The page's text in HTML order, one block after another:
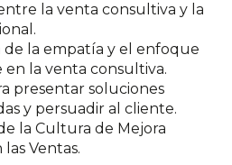
la venta consultiva y la
de la empatía y el enfoque
en la venta consultiva.
presentar soluciones
y persuadir al cliente.
la Cultura de Mejora
Ventas.